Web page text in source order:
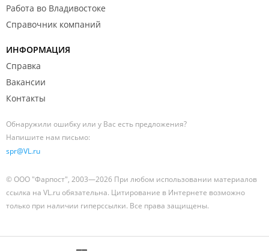
Работа во Владивостоке
Справочник компаний
ИНФОРМАЦИЯ
Справка
Вакансии
Контакты
Обнаружили ошибку или у Вас есть предложения?
Напишите нам письмо:
spr@VL.ru
© ООО "Фарпост", 2003—2026 При любом использовании материалов
ссылка на VL.ru обязательна. Цитирование в Интернете возможно
только при наличии гиперссылки. Все права защищены.